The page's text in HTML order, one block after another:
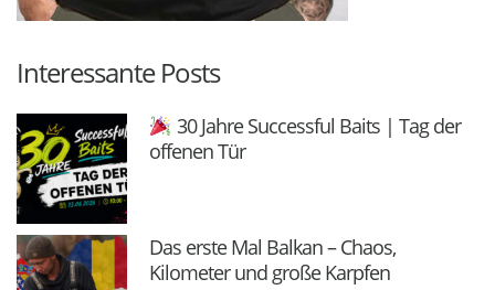
Interessante Posts
30 Jahre Successful Baits | Tag der
offenen Tür
Das erste Mal Balkan – Chaos,
Kilometer und große Karpfen